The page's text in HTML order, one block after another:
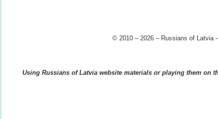
© 2010 – 2026 – Russians of Latvia
Using Russians of Latvia website materials or playing them on